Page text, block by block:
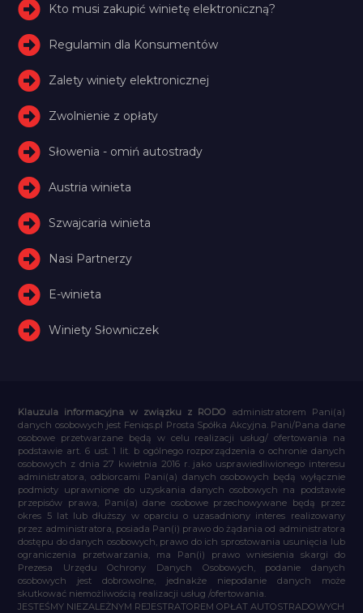
Kto musi zakupić winietę elektroniczną?
Regulamin dla Konsumentów
Zalety winiety elektronicznej
Zwolnienie z opłaty
Słowenia - omiń autostrady
Austria winieta
Szwajcaria winieta
Nasi Partnerzy
E-winieta
Winiety Słowniczek
Klauzula informacyjna w związku z RODO administratorem Pani(a)
danych osobowych jest Feniqs.pl Prosta Spółka Akcyjna. Pani/Pana dane
osobowe przetwarzane będą w celu realizacji usług/ ofertowania na
podstawie art. 6 ust. 1 lit. b ogólnego rozporządzenia o ochronie danych
osobowych z dnia 27 kwietnia 2016 r. jako usprawiedliwionego interesu
administratora, odbiorcami Pani(a) danych osobowych będą wyłącznie
podmioty uprawnione do uzyskania danych osobowych na podstawie
przepisów prawa, Pani(a) dane osobowe przechowywane będą przez
okres 5 lat lub dłuższy w oparciu o uzasadniony interes realizowany
przez administratora, posiada Pan(i) prawo do żądania od administratora
dostępu do danych osobowych, prawo do ich sprostowania usunięcia lub
ograniczenia przetwarzania, ma Pan(i) prawo wniesienia skargi do
Prezesa Urzędu Ochrony Danych Osobowych, podanie danych
osobowych jest dobrowolne, jednakże niepodanie danych może
skutkować niemożliwością realizacji usług /ofertowania.
JESTEŚMY NIEZALEŻNYM REJESTRATOREM OPŁAT AUTOSTRADOWYCH